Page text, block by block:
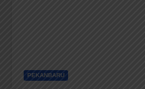
PEKANBARU